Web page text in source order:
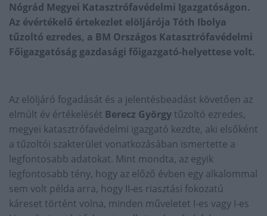
Nógrád Megyei Katasztrófavédelmi Igazgatóságon.
Az évértékelő értekezlet elöljárója Tóth Ibolya
tűzoltó ezredes, a BM Országos Katasztrófavédelmi
Főigazgatóság gazdasági főigazgató-helyettese volt.
Az elöljáró fogadását és a jelentésbeadást követően az
elmúlt év értékelését Berecz György tűzoltó ezredes,
megyei katasztrófavédelmi igazgató kezdte, aki elsőként
a tűzoltói szakterület vonatkozásában ismertette a
legfontosabb adatokat. Mint mondta, az egyik
legfontosabb tény, hogy az előző évben egy alkalommal
sem volt példa arra, hogy II-es riasztási fokozatú
káreset történt volna, minden műveletet I-es vagy I-es